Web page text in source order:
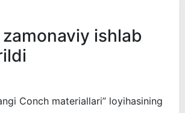
ishlab
Conch materiallari” loyihasining